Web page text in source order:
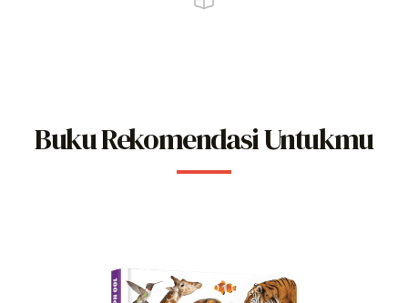
Buku Rekomendasi Untukmu